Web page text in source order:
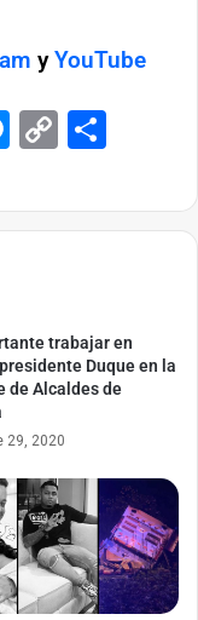
yYouTube
Copy
trabajar en
Duque en la
de Alcaldes de
29, 2020